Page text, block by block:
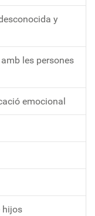
y
les persones
emocional
hijos